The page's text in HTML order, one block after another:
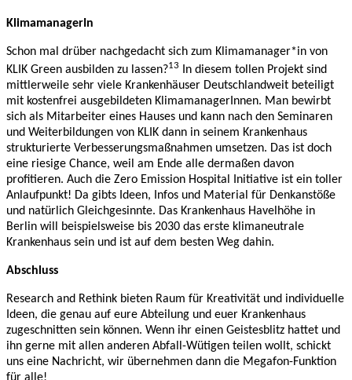
KlimamanagerIn
Schon mal drüber nachgedacht sich zum Klimamanager*in von
KLIK Green ausbilden zu lassen?13 In diesem tollen Projekt sind
mittlerweile sehr viele Krankenhäuser Deutschlandweit beteiligt
mit kostenfrei ausgebildeten KlimamanagerInnen. Man bewirbt
sich als Mitarbeiter eines Hauses und kann nach den Seminaren
und Weiterbildungen von KLIK dann in seinem Krankenhaus
strukturierte Verbesserungsmaßnahmen umsetzen. Das ist doch
eine riesige Chance, weil am Ende alle dermaßen davon
profitieren. Auch die Zero Emission Hospital Initiative ist ein toller
Anlaufpunkt! Da gibts Ideen, Infos und Material für Denkanstöße
und natürlich Gleichgesinnte. Das Krankenhaus Havelhöhe in
Berlin will beispielsweise bis 2030 das erste klimaneutrale
Krankenhaus sein und ist auf dem besten Weg dahin.
Abschluss
Research and Rethink bieten Raum für Kreativität und individuelle
Ideen, die genau auf eure Abteilung und euer Krankenhaus
zugeschnitten sein können. Wenn ihr einen Geistesblitz hattet und
ihn gerne mit allen anderen Abfall-Wütigen teilen wollt, schickt
uns eine Nachricht, wir übernehmen dann die Megafon-Funktion